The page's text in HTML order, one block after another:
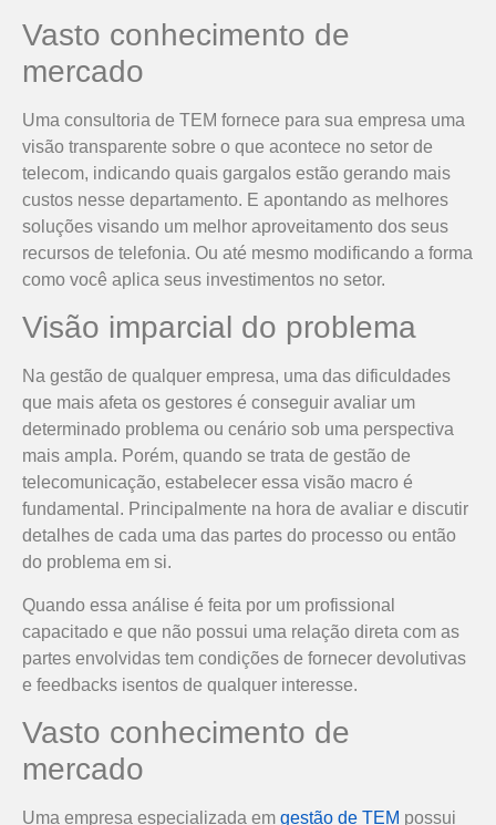
Vasto conhecimento de
mercado
Uma consultoria de TEM fornece para sua empresa uma
visão transparente sobre o que acontece no setor de
telecom, indicando quais gargalos estão gerando mais
custos nesse departamento. E apontando as melhores
soluções visando um melhor aproveitamento dos seus
recursos de telefonia. Ou até mesmo modificando a forma
como você aplica seus investimentos no setor.
Visão imparcial do problema
Na gestão de qualquer empresa, uma das dificuldades
que mais afeta os gestores é conseguir avaliar um
determinado problema ou cenário sob uma perspectiva
mais ampla. Porém, quando se trata de gestão de
telecomunicação, estabelecer essa visão macro é
fundamental. Principalmente na hora de avaliar e discutir
detalhes de cada uma das partes do processo ou então
do problema em si.
Quando essa análise é feita por um profissional
capacitado e que não possui uma relação direta com as
partes envolvidas tem condições de fornecer devolutivas
e feedbacks isentos de qualquer interesse.
Vasto conhecimento de
mercado
Uma empresa especializada em gestão de TEM possui